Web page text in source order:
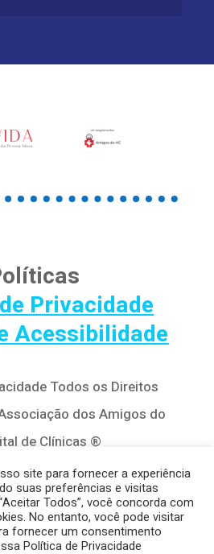
Privacidade
Acessibilidade
Todos os Direitos
dos Amigos do
de Clínicas ®
Jr, 320 – Alto da Glória,
Curitiba / PR
contato@cedivida.org.br
site para fornecer a experiência
suas preferências e visitas
Todos”, você concorda com
No entanto, você pode visitar
fornecer um consentimento
Política de Privacidade